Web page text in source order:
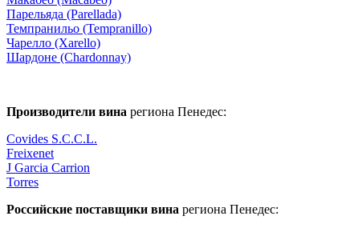
Парельяда (Parellada)
Темпранильо (Tempranillo)
Чарелло (Xarello)
Шардоне (Chardonnay)
Производители вина региона Пенедес:
Covides S.C.C.L.
Freixenet
J Garcia Carrion
Torres
Российские поставщики вина региона Пенедес: